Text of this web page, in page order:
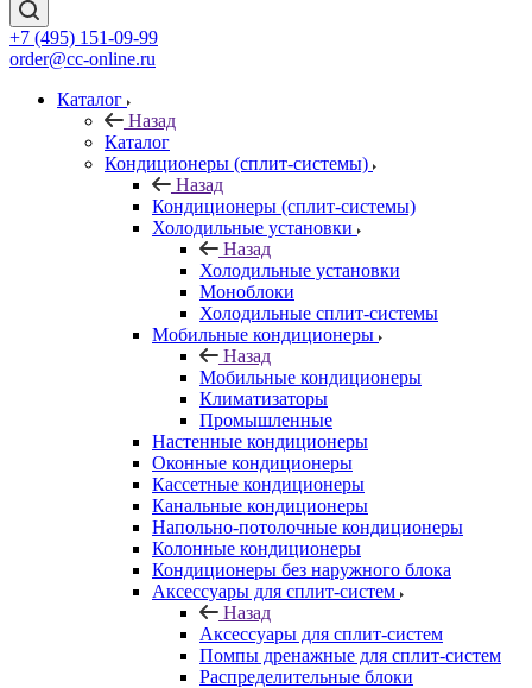
+7 (495) 151-09-99
order@cc-online.ru
Каталог
Назад
Каталог
Кондиционеры (сплит-системы)
Назад
Кондиционеры (сплит-системы)
Холодильные установки
Назад
Холодильные установки
Моноблоки
Холодильные сплит-системы
Мобильные кондиционеры
Назад
Мобильные кондиционеры
Климатизаторы
Промышленные
Настенные кондиционеры
Оконные кондиционеры
Кассетные кондиционеры
Канальные кондиционеры
Напольно-потолочные кондиционеры
Колонные кондиционеры
Кондиционеры без наружного блока
Аксессуары для сплит-систем
Назад
Аксессуары для сплит-систем
Помпы дренажные для сплит-систем
Распределительные блоки